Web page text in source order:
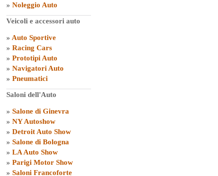
» Noleggio Auto
Veicoli e accessori auto
» Auto Sportive
» Racing Cars
» Prototipi Auto
» Navigatori Auto
» Pneumatici
Saloni dell'Auto
» Salone di Ginevra
» NY Autoshow
» Detroit Auto Show
» Salone di Bologna
» LA Auto Show
» Parigi Motor Show
» Saloni Francoforte